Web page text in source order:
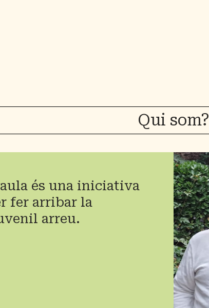
Qui som?
és una iniciativa
fer arribar la
arreu.